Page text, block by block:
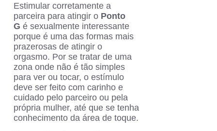
Estimular corretamente a
parceira para atingir o Ponto
G é sexualmente interessante
porque é uma das formas mais
prazerosas de atingir o
orgasmo. Por se tratar de uma
zona onde não é tão simples
para ver ou tocar, o estímulo
deve ser feito com carinho e
cuidado pelo parceiro ou pela
própria mulher, até que se tenha
conhecimento da área de toque.